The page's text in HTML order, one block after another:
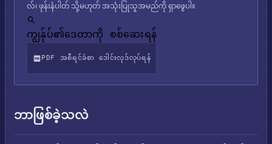
လ်၊ ဖုန်းနံပါတ် သို့မဟုတ် အသုံးပြုသူအမည်ကို ရှာဖွေပါ။
ကျွန်ုပ်၏ဒေတာကို စစ်ဆေးရန်
PDF အစီရင်ခံစာ ဒေါင်းလုဒ်လုပ်ရန်
ဘာဖြစ်ခဲ့သလဲ